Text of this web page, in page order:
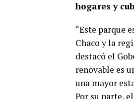
hogares y
“Este parque
Chaco y la
destacó el
renovable es
una mayor
Por su parte,